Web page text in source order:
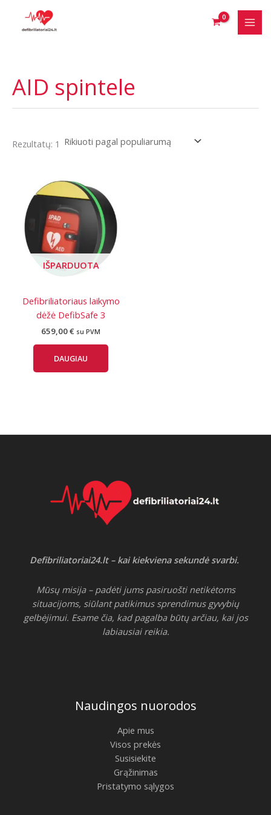
turinio
AID spintele
Rezultatų: 1
IŠPARDUOTA
Defibriliatoriaus laikymo
dėžė DefibSafe 3
659,00€ su PVM
DAUGIAU
Defibriliatoriai24.lt – kai kiekviena sekundė svarbi.
Mūsų misija – padėti jums pasiruošti netikėtoms
situacijoms, siūlant patikimus sprendimus gyvybių
gelbėjimui. Esame čia, kad pagalba būtų arčiau, kai jos
labiausiai reikia.
Naudingos nuorodos
Apie mus
Visos prekės
Susisiekite
Grąžinimas
Pristatymo sąlygos